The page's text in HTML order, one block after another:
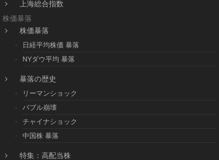
上海総合指数
株価暴落
株価暴落
日経平均株価 暴落
NYダウ平均 暴落
暴落の歴史
リーマンショック
バブル崩壊
チャイナショック
中国株 暴落
特集：高配当株